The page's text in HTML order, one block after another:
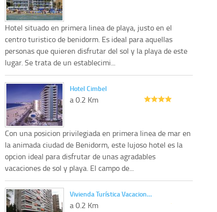
Hotel situado en primera linea de playa, justo en el
centro turistico de benidorm. Es ideal para aquellas
personas que quieren disfrutar del sol y la playa de este
lugar. Se trata de un establecimi...
Hotel Cimbel
a 0.2 Km
Con una posicion privilegiada en primera linea de mar en
la animada ciudad de Benidorm, este lujoso hotel es la
opcion ideal para disfrutar de unas agradables
vacaciones de sol y playa. El campo de...
Vivienda Turística Vacacion…
a 0.2 Km